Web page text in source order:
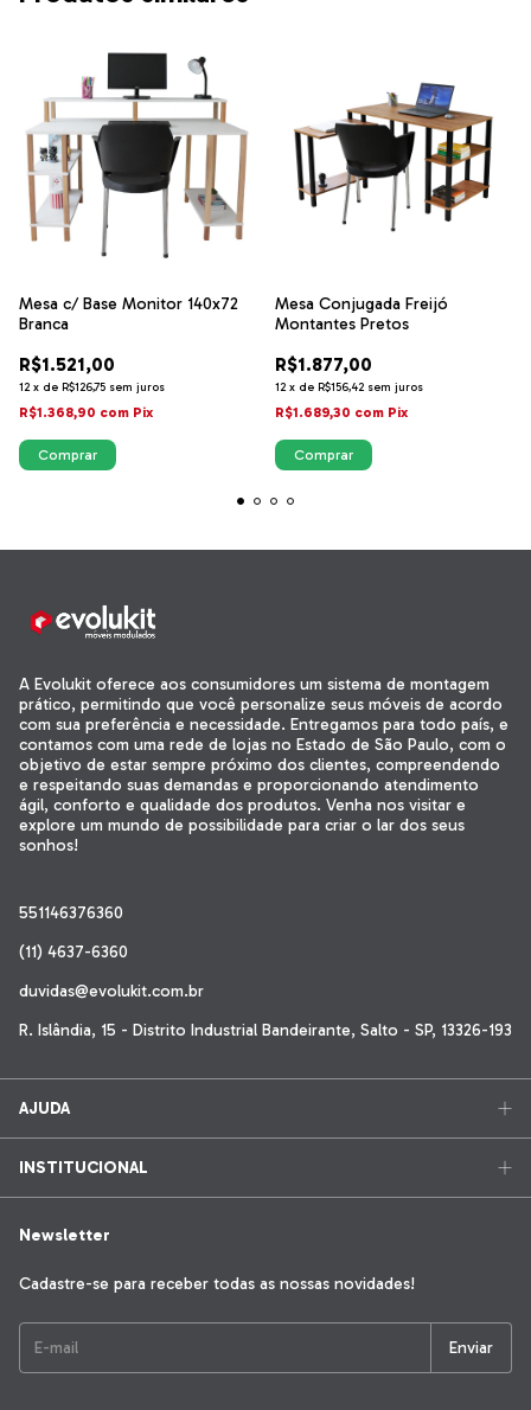
Mesa c/ Base Monitor 140x72
Branca
R$1.521,00
12 x de R$126,75 sem juros
R$1.368,90 com Pix
Mesa Conjugada Freijó
Montantes Pretos
R$1.877,00
12 x de R$156,42 sem juros
R$1.689,30 com Pix
A Evolukit oferece aos consumidores um sistema de montagem
prático, permitindo que você personalize seus móveis de acordo
com sua preferência e necessidade. Entregamos para todo país, e
contamos com uma rede de lojas no Estado de São Paulo, com o
objetivo de estar sempre próximo dos clientes, compreendendo
e respeitando suas demandas e proporcionando atendimento
ágil, conforto e qualidade dos produtos. Venha nos visitar e
explore um mundo de possibilidade para criar o lar dos seus
sonhos!
551146376360
(11) 4637-6360
duvidas@evolukit.com.br
R. Islândia, 15 - Distrito Industrial Bandeirante, Salto - SP, 13326-193
AJUDA
INSTITUCIONAL
Newsletter
Cadastre-se para receber todas as nossas novidades!